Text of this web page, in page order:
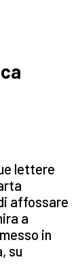
lettere
affossare
a
in
su